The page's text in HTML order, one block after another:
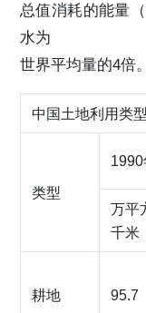
总值消耗的能量
水为
世界平均量的4倍。
中国土地利用类
类型
万平
千米
耕地 95.7